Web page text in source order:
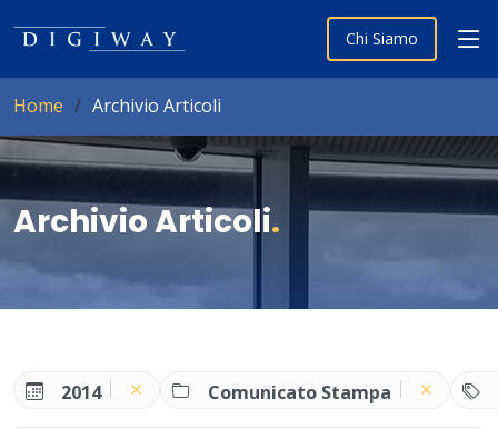
Chi Siamo
Home Archivio Articoli
Archivio Articoli.
2014 Comunicato Stampa